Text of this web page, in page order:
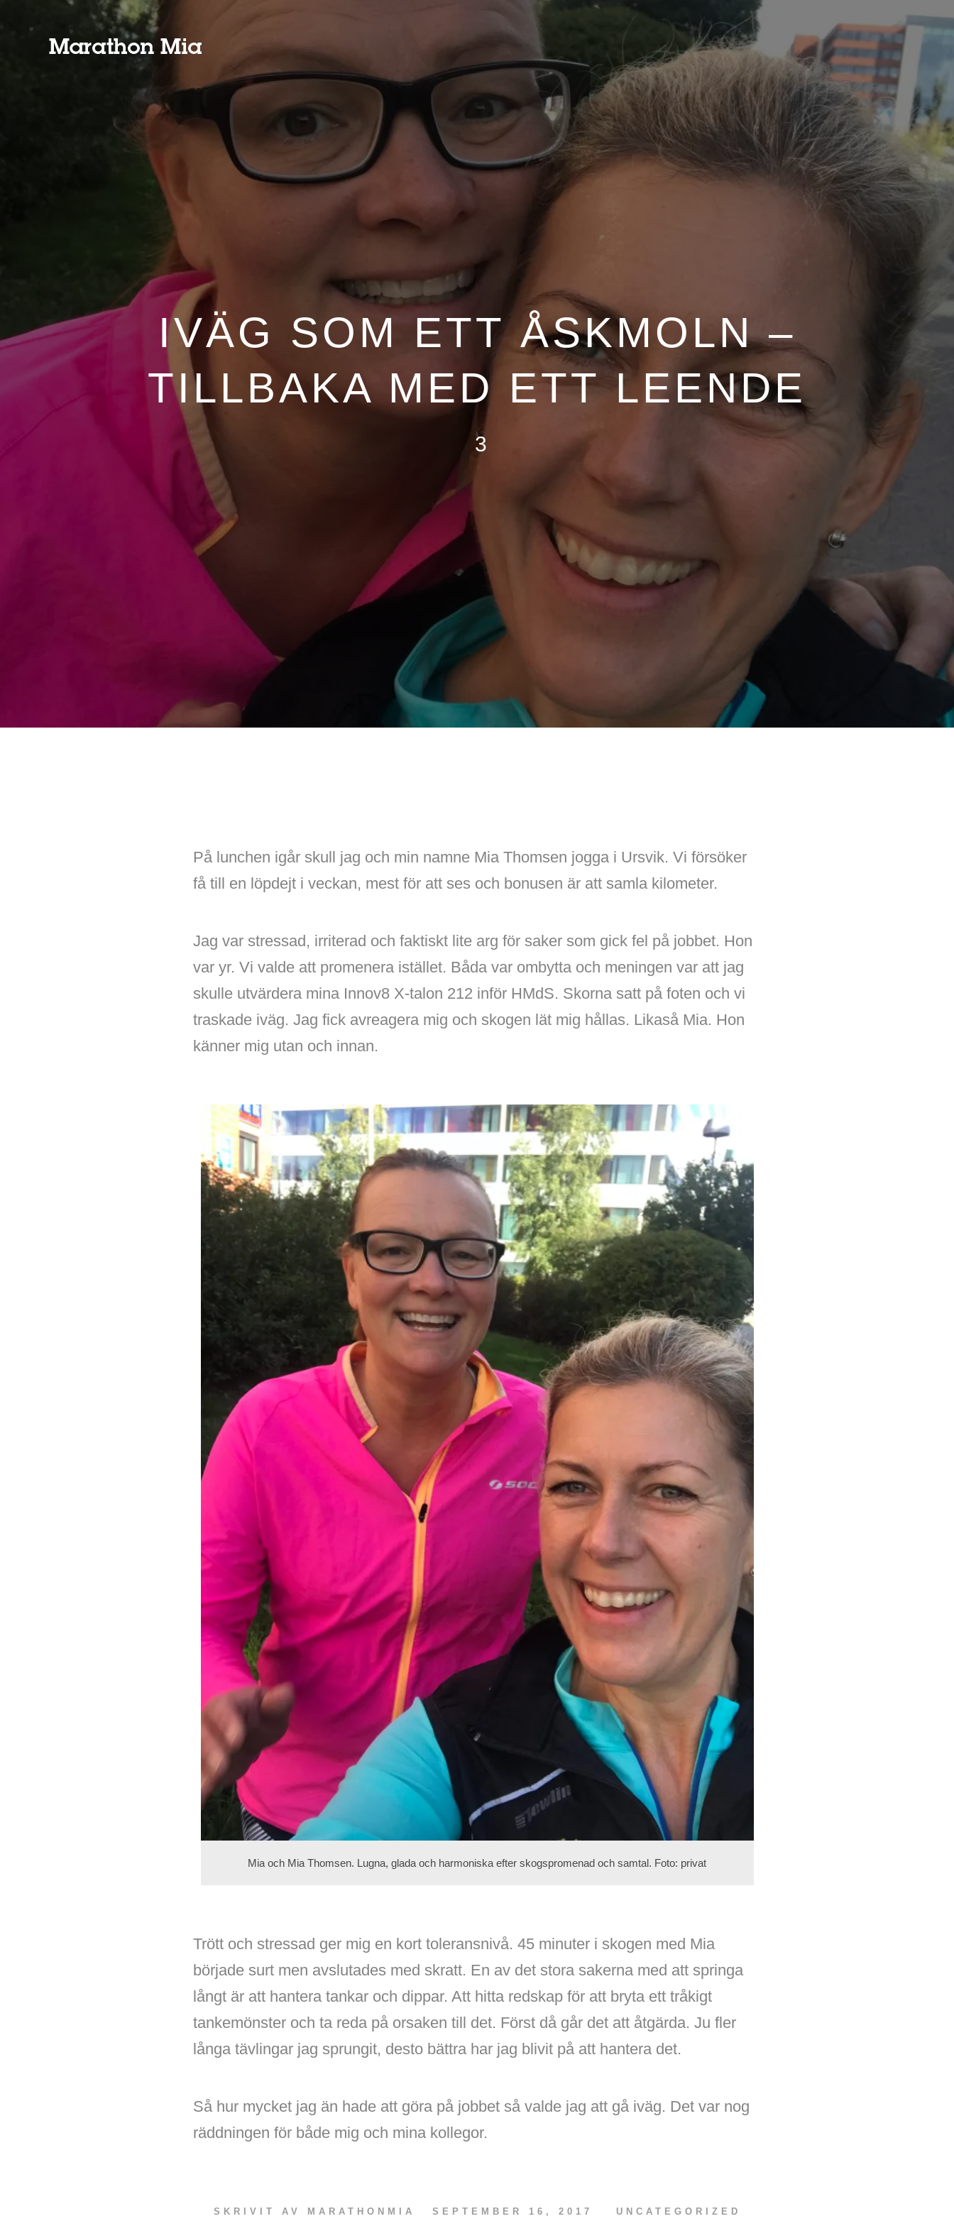
IVÄG SOM ETT ÅSKMOLN –
TILLBAKA MED ETT LEENDE
3
På lunchen igår skull jag och min namne Mia Thomsen jogga i Ursvik. Vi försöker
få till en löpdejt i veckan, mest för att ses och bonusen är att samla kilometer.
Jag var stressad, irriterad och faktiskt lite arg för saker som gick fel på jobbet. Hon
var yr. Vi valde att promenera istället. Båda var ombytta och meningen var att jag
skulle utvärdera mina Innov8 X-talon 212 inför HMdS. Skorna satt på foten och vi
traskade iväg. Jag fick avreagera mig och skogen lät mig hållas. Likaså Mia. Hon
känner mig utan och innan.
Mia och Mia Thomsen. Lugna, glada och harmoniska efter skogspromenad och samtal. Foto: privat
Trött och stressad ger mig en kort toleransnivå. 45 minuter i skogen med Mia
började surt men avslutades med skratt. En av det stora sakerna med att springa
långt är att hantera tankar och dippar. Att hitta redskap för att bryta ett tråkigt
tankemönster och ta reda på orsaken till det. Först då går det att åtgärda. Ju fler
långa tävlingar jag sprungit, desto bättra har jag blivit på att hantera det.
Så hur mycket jag än hade att göra på jobbet så valde jag att gå iväg. Det var nog
räddningen för både mig och mina kollegor.
SKRIVIT AV MARATHONMIA SEPTEMBER 16, 2017 UNCATEGORIZED